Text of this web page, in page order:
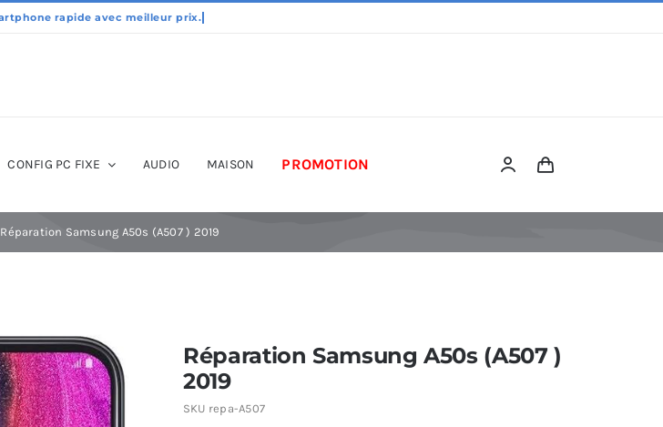
CONFIG PC FIXE AUDIO MAISON PROMOTION
Réparation Samsung A50s (A507 ) 2019
Réparation Samsung A50s (A507 )
2019
SKU repa-A507